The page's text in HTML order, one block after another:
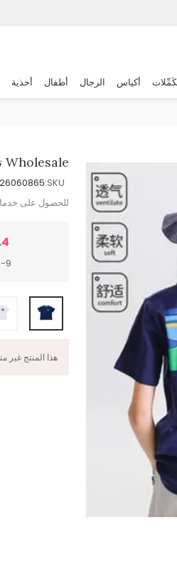
أكياس الرجال أطفال أحذية
Wholesale تيشيرت قطني صيفي للبنات
SKU:
للحصول على
هذا المنتج غير